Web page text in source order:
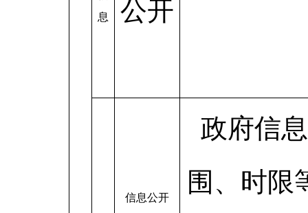
息
公开
信息公开
政府信
围、时限